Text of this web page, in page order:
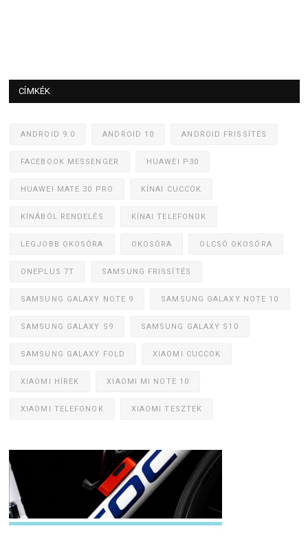
CÍMKÉK
ANDROID 9.0 ANDROID 10 ANDROID FRISSÍTÉS
FACEBOOK MESSENGER HUAWEI P30
HUAWEI MATE 30 PRO KÍNAI CUCCOK
KÍNÁBÓL RENDELÉS KÍNAI TELEFONOK
LEGJOBB OKOSÓRA OKOSÓRA OLCSÓ OKOSÓRA
ONEPLUS 7T SAMSUNG FRISSÍTÉS
SAMSUNG GALAXY NOTE 9 SAMSUNG GALAXY NOTE 10
SAMSUNG GALAXY S9 SAMSUNG GALAXY S10
SAMSUNG GALAXY FOLD XIAOMI CUCCOK
XIAOMI HÍREK XIAOMI MI NOTE 10
XIAOMI TELEFONOK XIAOMI TESZTEK